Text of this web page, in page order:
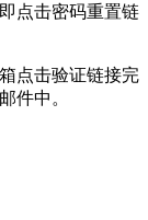
点击密码重置链
点击验证链接完
件中。